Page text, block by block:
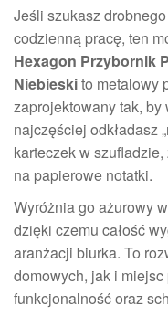
Jeśli szukasz
codzienną pracę, ten
Hexagon Przybornik
Niebieskito metalowy
zaprojektowany tak, by
najczęściej odkładasz
karteczek w
na papierowe notatki.
Wyróżnia go ażurowy
dzięki czemu całość
aranżacji biurka. To
domowych, jak i
funkcjonalność oraz